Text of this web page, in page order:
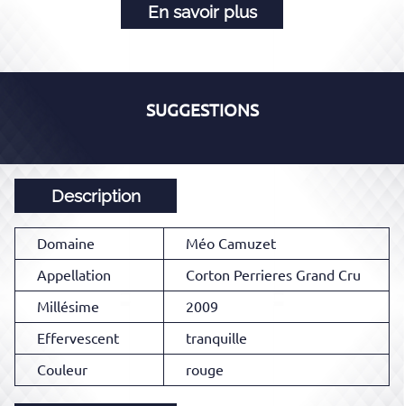
En savoir plus
SUGGESTIONS
Description
Domaine
Méo Camuzet
Appellation
Corton Perrieres Grand Cru
Millésime
2009
Effervescent
tranquille
Couleur
rouge